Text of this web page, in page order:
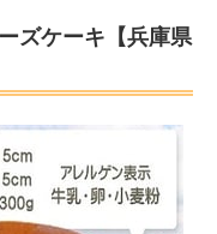
ズケーキ【兵庫県